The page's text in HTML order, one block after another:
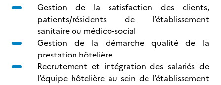
Gestion de la satisfaction des clients,
patients/résidents de l’établissement
sanitaire ou médico-social
Gestion de la démarche qualité de la
prestation hôtelière
Recrutement et intégration des salariés de
l’équipe hôtelière au sein de l’établissement